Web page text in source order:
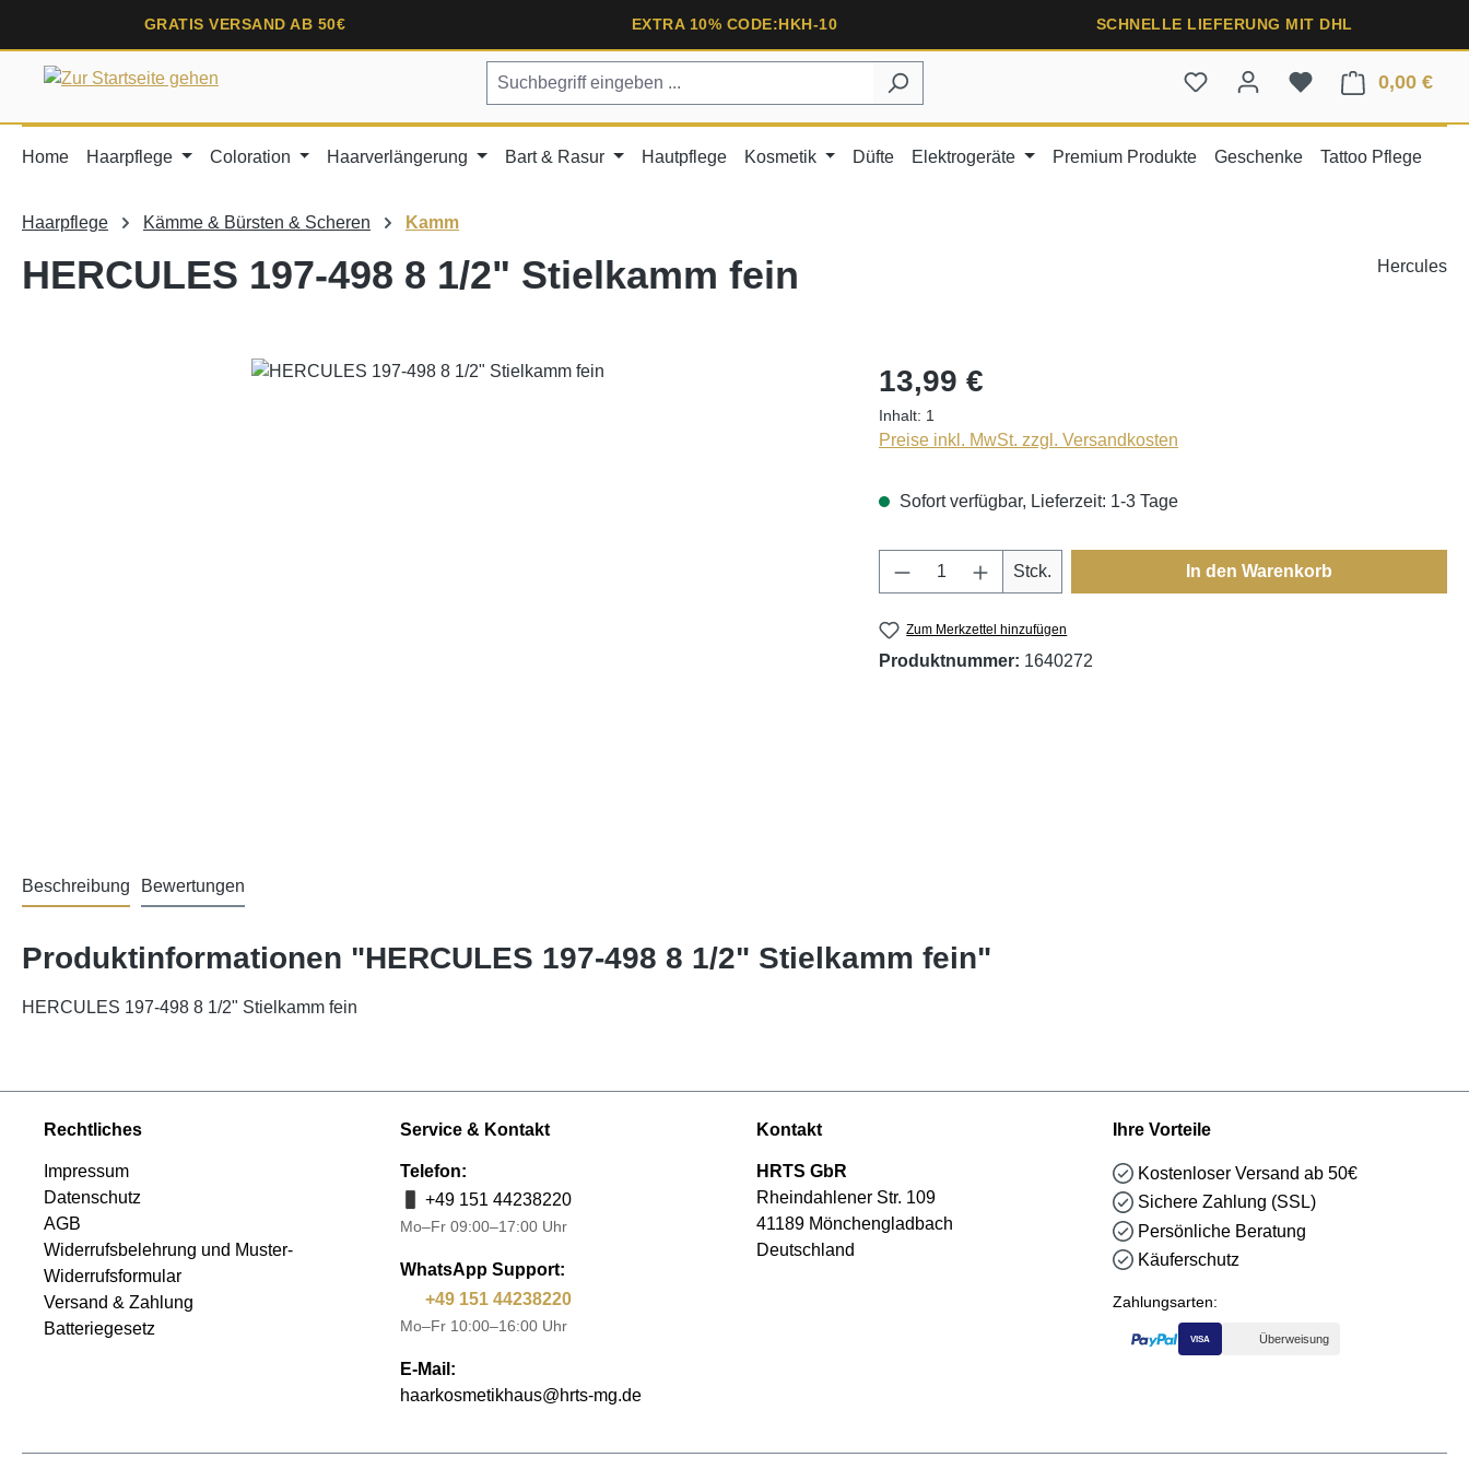
Zur Hauptnavigation springen
GRATIS VERSAND AB 50€ EXTRA 10% CODE:HKH-10 SCHNELLE LIEFERUNG MIT DHL
0,00 €
Home Haarpflege Coloration Haarverlängerung Bart & Rasur Hautpflege Kosmetik Düfte Elektrogeräte Premium Produkte Geschenke Tattoo Pflege
Haarpflege Kämme & Bürsten & Scheren Kamm
HERCULES 197-498 8 1/2" Stielkamm fein Hercules
13,99 €
Inhalt: 1
Preise inkl. MwSt. zzgl. Versandkosten
Sofort verfügbar, Lieferzeit: 1-3 Tage
Produkt Anzahl: Gib den gewünschten Wert ein
Stck. In den Warenkorb
Zum Merkzettel hinzufügen
Produktnummer: 1640272
Beschreibung Bewertungen
Produktinformationen "HERCULES 197-498 8 1/2" Stielkamm fein"
HERCULES 197-498 8 1/2" Stielkamm fein
Rechtliches
Impressum
Datenschutz
AGB
Widerrufsbelehrung und Muster-
Widerrufsformular
Versand & Zahlung
Batteriegesetz
Service & Kontakt
Telefon:
+49 151 44238220
Mo–Fr 09:00–17:00 Uhr
WhatsApp Support:
+49 151 44238220
Mo–Fr 10:00–16:00 Uhr
E-Mail:
haarkosmetikhaus@hrts-mg.de
Kontakt
HRTS GbR
Rheindahlener Str. 109
41189 Mönchengladbach
Deutschland
Ihre Vorteile
Kostenloser Versand ab 50€
Sichere Zahlung (SSL)
Persönliche Beratung
Käuferschutz
Zahlungsarten:
VISA Überweisung